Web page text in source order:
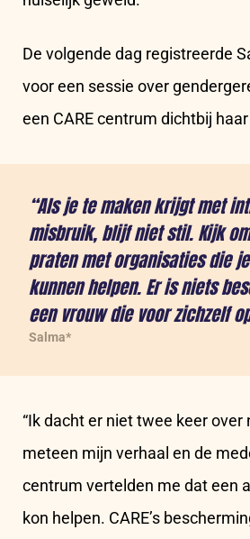
De volgende dag registreerde
voor een sessie over
een CARE centrum dichtbij
“Als je te maken krijgt met
misbruik, blijf niet stil. Kijk
praten met organisaties die
kunnen helpen. Er is niets
een vrouw die voor zichzelf
Salma*
“Ik dacht er niet twee keer over
meteen mijn verhaal en de
centrum vertelden me dat een
kon helpen. CARE’s